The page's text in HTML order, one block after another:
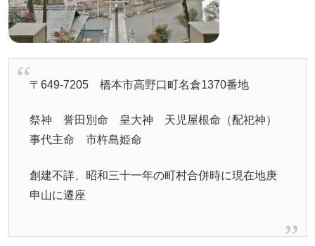
〒649-7205 橋本市高野口町名倉1370番地
祭神 誉田別命 皇大神 天児屋根命（配祀神）
事代主命 市杵島姫命
創建不詳、昭和三十一年の町村合併時に現在地庚
申山に遷座